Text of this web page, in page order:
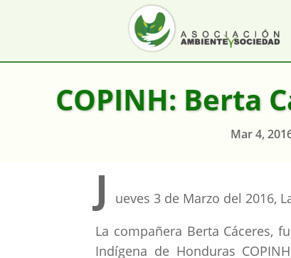
COPINH: Berta
Mar 4,
J
ueves 3 de Marzo del 2016,
La compañera Berta Cáceres,
Indígena de Honduras